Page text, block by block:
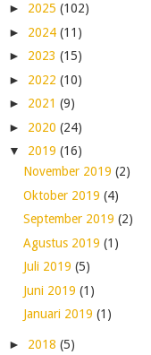
► 2025 (102)
► 2024 (11)
► 2023 (15)
► 2022 (10)
► 2021 (9)
► 2020 (24)
▼ 2019 (16)
November 2019 (2)
Oktober 2019 (4)
September 2019 (2)
Agustus 2019 (1)
Juli 2019 (5)
Juni 2019 (1)
Januari 2019 (1)
► 2018 (5)